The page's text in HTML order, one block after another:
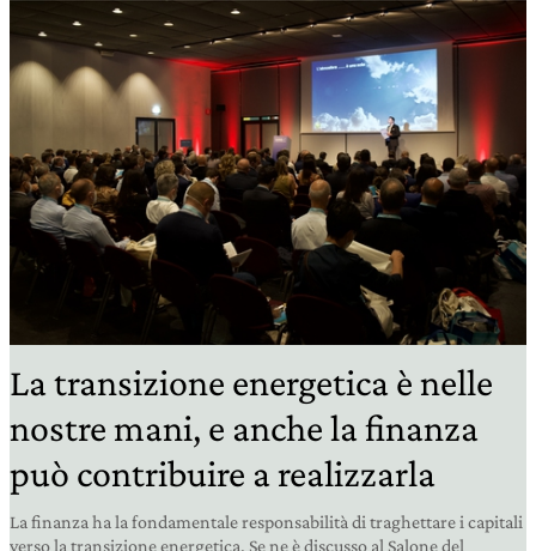
La transizione energetica è nelle
nostre mani, e anche la finanza
può contribuire a realizzarla
La finanza ha la fondamentale responsabilità di traghettare i capitali
verso la transizione energetica. Se ne è discusso al Salone del